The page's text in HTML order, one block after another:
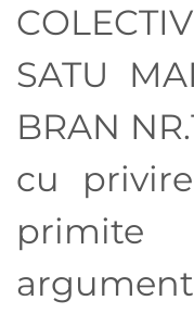
SATU
BRAN
cu
primite